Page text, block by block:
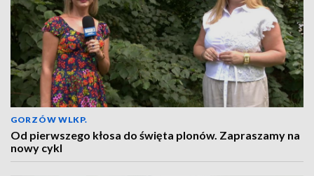
GORZÓW WLKP.
Od pierwszego kłosa do święta plonów. Zapraszamy na
nowy cykl